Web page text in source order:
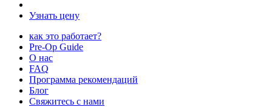
Узнать цену
как это работает?
Pre-Op Guide
О нас
FAQ
Программа рекомендаций
Блог
Свяжитесь с нами